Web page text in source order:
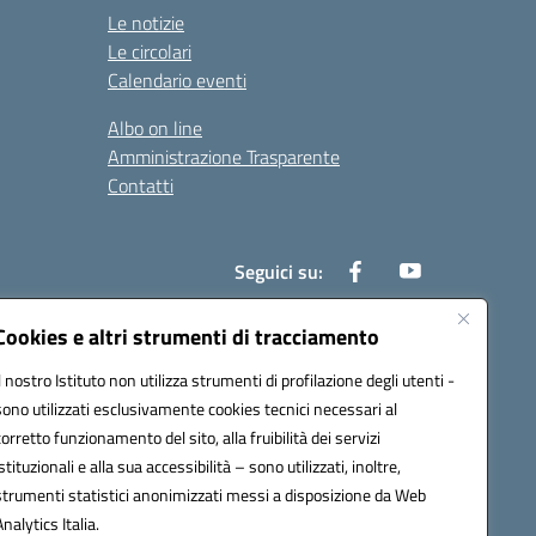
e altri strumenti di tracciamento
nostro Istituto non utilizza strumenti di profilazione degli utenti -
utilizzati esclusivamente cookies tecnici necessari al
funzionamento del sito, alla fruibilità dei servizi
e alla sua accessibilità – sono utilizzati, inoltre,
statistici anonimizzati messi a disposizione da Web
Italia.
Le notizie
Le circolari
Calendario eventi
Albo on line
Amministrazione Trasparente
Contatti
Seguici su: